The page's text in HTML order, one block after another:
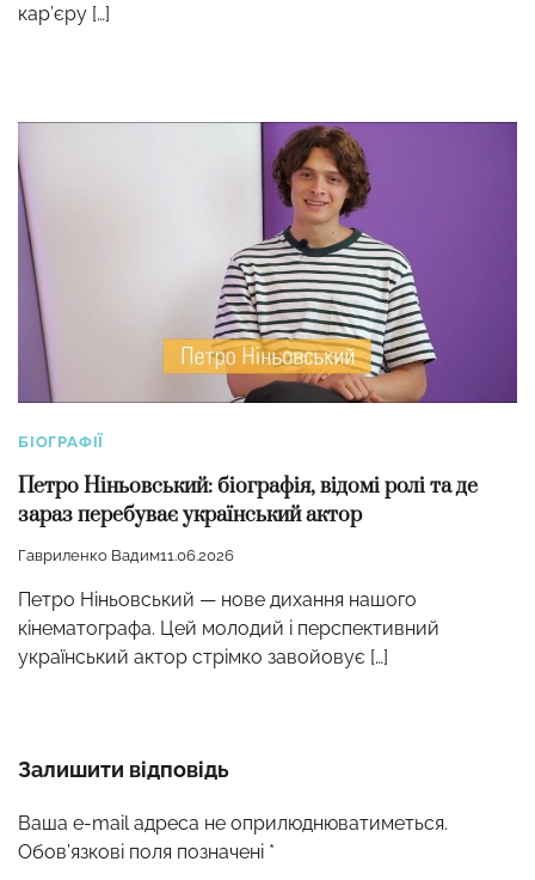
кар’єру […]
БІОГРАФІЇ
Петро Ніньовський: біографія, відомі ролі та де
зараз перебуває український актор
Гавриленко Вадим11.06.2026
Петро Ніньовський — нове дихання нашого
кінематографа. Цей молодий і перспективний
український актор стрімко завойовує […]
Залишити відповідь
Ваша e-mail адреса не оприлюднюватиметься.
Обов’язкові поля позначені *